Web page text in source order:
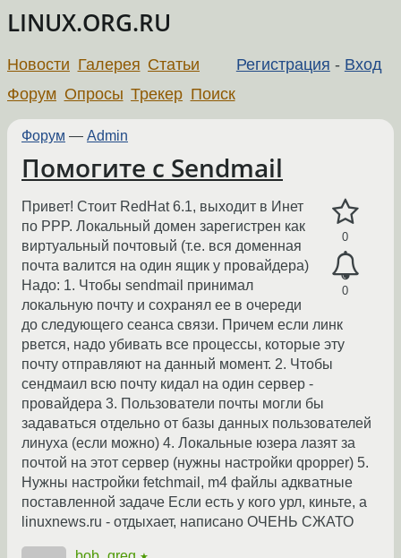
LINUX.ORG.RU
Регистрация - Вход
Новости Галерея Статьи
Форум Опросы Трекер Поиск
Форум — Admin
Помогите с Sendmail
0
0
Привет! Стоит RedHat 6.1, выходит в Инет
по PPP. Локальный домен зарегистрен как
виртуальный почтовый (т.е. вся доменная
почта валится на один ящик у провайдера)
Надо: 1. Чтобы sendmail принимал
локальную почту и сохранял ее в очереди
до следующего сеанса связи. Причем если линк
рвется, надо убивать все процессы, которые эту
почту отправляют на данный момент. 2. Чтобы
сендмаил всю почту кидал на один сервер -
провайдера 3. Пользователи почты могли бы
задаваться отдельно от базы данных пользователей
линуха (если можно) 4. Локальные юзера лазят за
почтой на этот сервер (нужны настройки qpopper) 5.
Нужны настройки fetchmail, m4 файлы адкватные
поставленной задаче Если есть у кого урл, киньте, а
linuxnews.ru - отдыхает, написано ОЧЕНЬ СЖАТО